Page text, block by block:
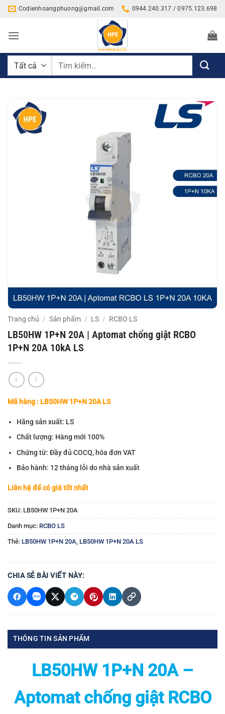
Bỏ
nội
Codienhoangphuong@gmail.com 0944.240.317 / 0975.123.698
Tìm
Trang chủ / Sản phẩm / LS / RCBO LS
LB50HW 1P+N 20A | Aptomat chống giật RCBO
1P+N 20A 10kA LS
Mã hàng : LB50HW 1P+N 20A LS
Hãng sản xuất: LS
Chất lượng: Hàng mới 100%
Chứng từ: Đầy đủ COCQ, hóa đơn VAT
Bảo hành: 12 tháng lỗi do nhà sản xuất
Liên hệ để có giá tốt nhất
SKU: LB50HW 1P+N 20A
Danh mục: RCBO LS
Thẻ: LB50HW 1P+N 20A, LB50HW 1P+N 20A LS
CHIA SẺ BÀI VIẾT NÀY:
THÔNG TIN SẢN PHẨM
LB50HW 1P+N 20A –
Aptomat chống giật RCBO